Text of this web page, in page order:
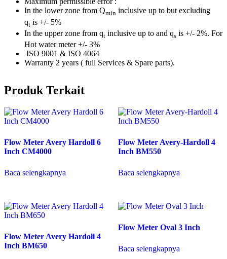
In the lower zone from Qmin inclusive up to but excluding
qt is +/- 5%
In the upper zone from qt inclusive up to and qs is +/- 2%. For
Hot water meter +/- 3%
ISO 9001 & ISO 4064
Warranty 2 years ( full Services & Spare parts).
Produk Terkait
Flow Meter Avery Hardoll 6
Inch CM4000
Baca selengkapnya
Flow Meter Avery-Hardoll 4
Inch BM550
Baca selengkapnya
Flow Meter Avery Hardoll 4
Inch BM650
Flow Meter Oval 3 Inch
Baca selengkapnya